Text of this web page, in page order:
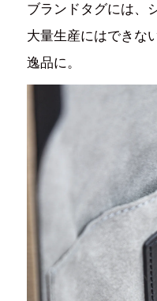
ブランドタグには、
大量生産にはできな
逸品に。